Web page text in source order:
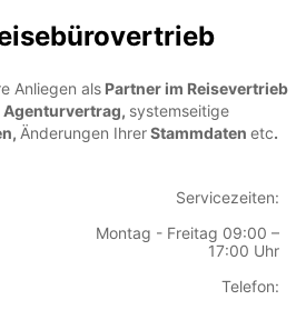
Anliegen als Partner im Reisevertrieb
Agenturvertrag, systemseitige
Änderungen IhrerStammdaten etc.
Servicezeiten:
Montag - Freitag 09:00 –
17:00 Uhr
Telefon: